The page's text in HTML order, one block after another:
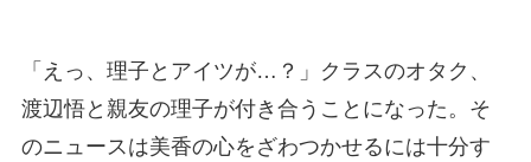
「えっ、理子とアイツが…？」クラスのオタク、
渡辺悟と親友の理子が付き合うことになった。そ
のニュースは美香の心をざわつかせるには十分す